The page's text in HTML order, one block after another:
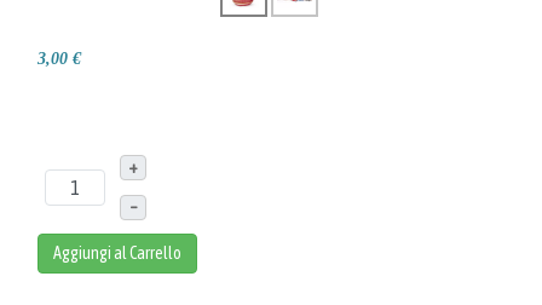
3,00 €
+
–
Aggiungi al Carrello